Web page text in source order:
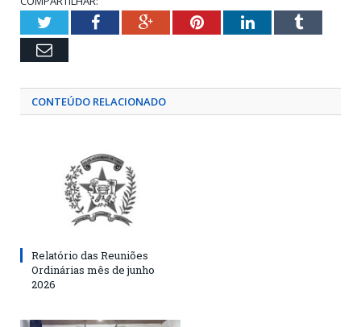
TwitterFacebookGoogle+PinterestLinkedInTumblr
Email
CONTEÚDO RELACIONADO
Relatório das Reuniões
Ordinárias mês de junho
2026